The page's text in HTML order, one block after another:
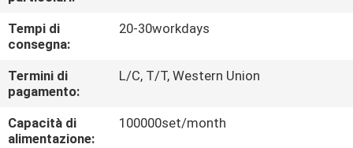
RICHIEDA
UNA
CITAZIONE
Tempi di
consegna:
20-30workdays
Termini di
pagamento:
L/C, T/T, Western Union
Capacità di
alimentazione:
100000set/month